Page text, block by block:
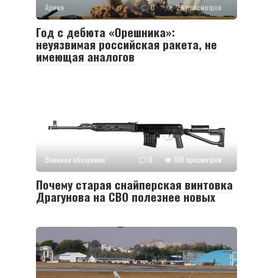
Армия 0 28 просмотров
Год с дебюта «Орешника»:
неуязвимая российская ракета, не
имеющая аналогов
Военное обозрение 0 109 просмотров
Почему старая снайперская винтовка
Драгунова на СВО полезнее новых